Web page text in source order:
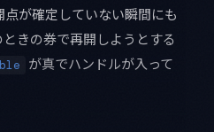
が確定していない瞬間にも
きの券で再開しようとする
が真でハンドルが入って